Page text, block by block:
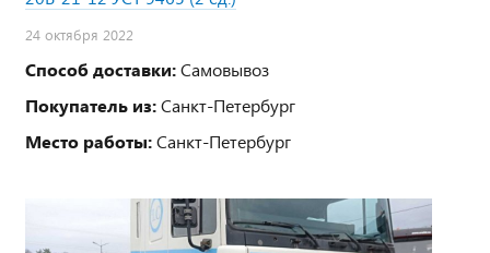
24 октября 2022
Способ доставки:Самовывоз
Покупатель из:Санкт-Петербург
Место работы:Санкт-Петербург